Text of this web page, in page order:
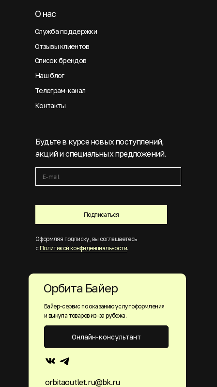
Подписаться
Будьте в курсе новых поступлений,
акций и специальных предложений.
Оформляя подписку, вы соглашаетесь
с Политикой конфиденциальности.
Служба поддержки
О нас
Отзывы клиентов
Список брендов
Наш блог
Телеграм-канал
Контакты
Байер-сервис по оказанию услуг оформления
и выкупа товаров из-за рубежа.
orbitaoutlet.ru@bk.ru
Онлайн-консультант
Орбита Байер